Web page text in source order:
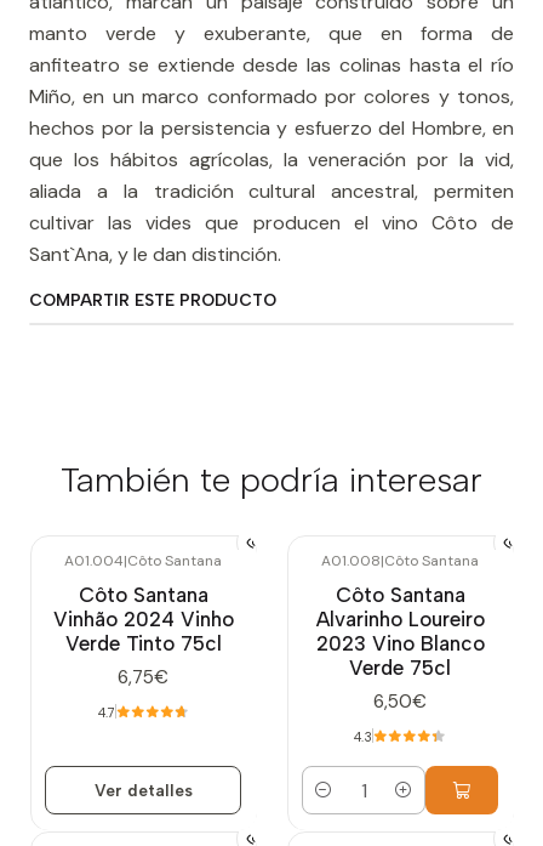
manto verde y exuberante, que en forma de
anfiteatro se extiende desde las colinas hasta el río
Miño, en un marco conformado por colores y tonos,
hechos por la persistencia y esfuerzo del Hombre, en
que los hábitos agrícolas, la veneración por la vid,
aliada a la tradición cultural ancestral, permiten
cultivar las vides que producen el vino Côto de
Sant`Ana, y le dan distinción.
COMPARTIR ESTE PRODUCTO
También te podría interesar
A01.004|Côto Santana
Côto Santana
Vinhão 2024 Vinho
Verde Tinto 75cl
6,75€
4.7
Ver detalles
A01.008|Côto Santana
Côto Santana
Alvarinho Loureiro
2023 Vino Blanco
Verde 75cl
6,50€
4.3
Cantidad